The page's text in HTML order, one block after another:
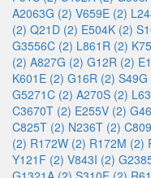
A2063G (2) V659E (2)
(2) Q21D (2) E504K (2)
G3556C (2) L861R (2)
(2) A827G (2) G12R (2)
K601E (2) G16R (2) S49G
G5271C (2) A270S (2)
C3670T (2) E255V (2)
C825T (2) N236T (2)
(2) R172W (2) R172M (2)
Y121F (2) V843I (2)